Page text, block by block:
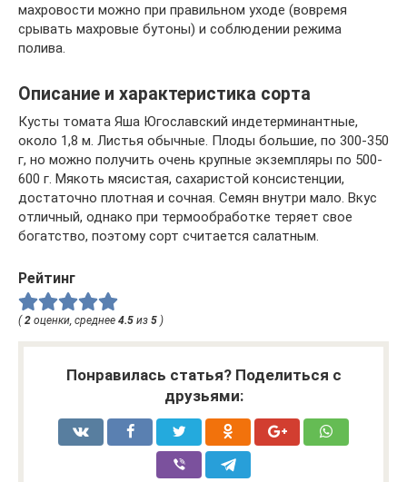
махровости можно при правильном уходе (вовремя
срывать махровые бутоны) и соблюдении режима
полива.
Описание и характеристика сорта
Кусты томата Яша Югославский индетерминантные,
около 1,8 м. Листья обычные. Плоды большие, по 300-350
г, но можно получить очень крупные экземпляры по 500-
600 г. Мякоть мясистая, сахаристой консистенции,
достаточно плотная и сочная. Семян внутри мало. Вкус
отличный, однако при термообработке теряет свое
богатство, поэтому сорт считается салатным.
Рейтинг
( 2 оценки, среднее 4.5 из 5 )
Понравилась статья? Поделиться с
друзьями: